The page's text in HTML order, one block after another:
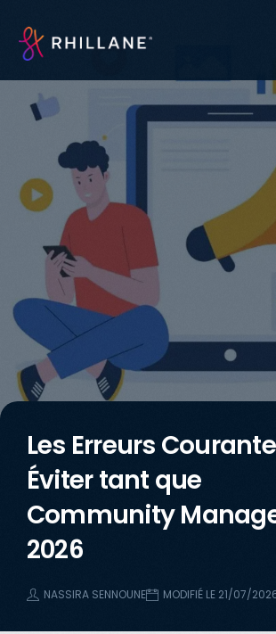
Les Erreurs
Éviter tant que
Community
2026
NASSIRA SENNOUNE MODIFIÉ LE 21/07/